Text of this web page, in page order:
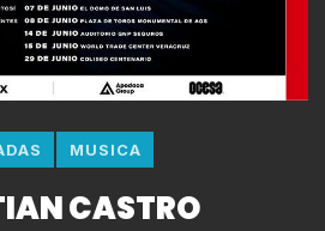
MUSICA
CASTRO